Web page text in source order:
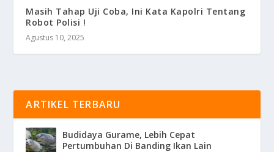
Masih Tahap Uji Coba, Ini Kata Kapolri Tentang
Robot Polisi !
Agustus 10, 2025
ARTIKEL TERBARU
Budidaya Gurame, Lebih Cepat
Pertumbuhan Di Banding Ikan Lain